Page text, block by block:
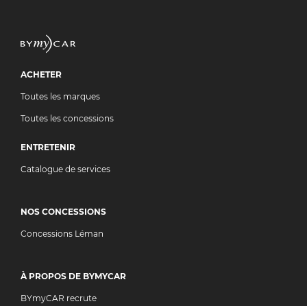
ACHETER
Toutes les marques
Toutes les concessions
ENTRETENIR
Catalogue de services
NOS CONCESSIONS
Concessions Léman
À PROPOS DE BYMYCAR
BYmyCAR recrute